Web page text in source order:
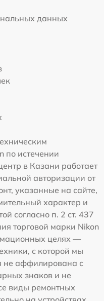
данных
по истечении
в Казани работает
авторизации от
указанные на сайте,
характер и
согласно п. 2 ст. 437
торговой марки Nikon
целях —
с которой мы
не аффилирована с
знаков и не
виды ремонтных